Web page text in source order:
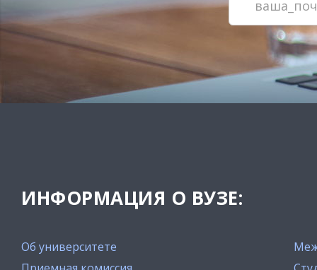
ИНФОРМАЦИЯ О ВУЗЕ:
Об университете